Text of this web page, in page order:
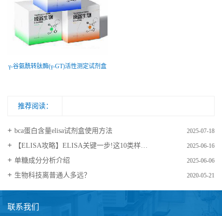
γ-谷氨酰转肽酶(γ-GT)活性测定试剂盒
推荐阅读：
bca蛋白含量elisa试剂盒使用方法 2025-07-18
【ELISA攻略】ELISA关键一步!这10类样品要如何处理? 2025-06-16
​单糖成分分析介绍 2025-06-06
生物科技离普通人多远？ 2020-05-21
联系我们